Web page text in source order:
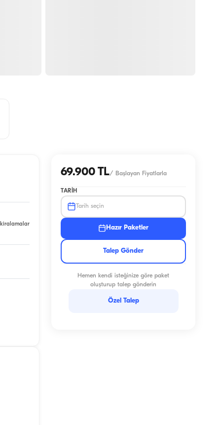
kiralamalar
69.900 TL/ Başlayan Fiyatlarla
TARIH
Tarih seçin
Hazır Paketler
Talep Gönder
Hemen kendi isteğinize göre paket
oluşturup talep gönderin
Özel Talep